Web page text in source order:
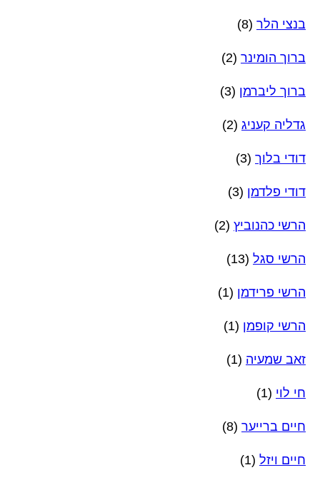
בנצי הלר (8)
ברוך הומינר (2)
ברוך ליברמן (3)
גדליה קעניג (2)
דודי בלוך (3)
דודי פלדמן (3)
הרשי כהנוביץ (2)
הרשי סגל (13)
הרשי פרידמן (1)
הרשי קופמן (1)
זאב שמעיה (1)
חי לוי (1)
חיים ברייער (8)
חיים ויזל (1)